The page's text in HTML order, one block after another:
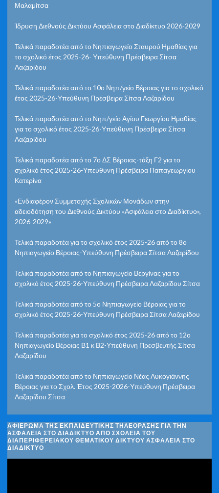
Μαλαμίτσα
Ίδρυση Διεθνούς Δικτύου Ασφάλεια στο Διαδίκτυο 2026-2029
Τελικά παραδοτέα από το Νηπιαγωγείο Σταυρού Ημαθίας για
το σχολικό έτος 2025-26- Υπεύθυνη Πρέσβειρα Σίτσα
Λαζαρίδου
Τελικά παραδοτέα από το 10ο Νηπ/γείο Βέροιας για το σχολικό
έτος 2025-26-Υπεύθυνη Πρέσβειρα Σίτσα Λαζαρίδου
Τελικά παραδοτέα από το Νηπ/γείο Αγίου Γεωργίου Ημαθίας
για το σχολικό έτος 2025-26-Υπεύθυνη Πρέσβειρα Σίτσα
Λαζαρίδου
Τελικά παραδοτέα από το 7ο ΔΣ Βέροιας-τάξη Γ2 για το
σχολικό έτος 2025-26-Υπεύθυνη Πρέσβειρα Παπαγεωργίου
Κατερίνα
«Ενδιαφέρον Συμμετοχής Σχολικών Μονάδων στην
αδειοδότηση του Διεθνούς Δικτύου «Ασφάλεια στο Διαδίκτυο»,
2026-2029»
Τελικά παραδοτέα για το σχολικό έτος 2025-26 από το 8ο
Νηπιαγωγείο Βέροιας-Υπεύθυνη Πρέσβειρα Σίτσα Λαζαρίδου
Τελικά παραδοτέα από το Νηπιαγωγείο Βεργίνας για το
σχολικό έτος 2025-26-Υπεύθυνη Πρέσβειρα Λαζαρίδου Σίτσα
Τελικά παραδοτέα από το 5ο Νηπιαγωγείο Βέροιας για το
σχολικό έτος 2025-26-Υπεύθυνη Πρέσβειρα Σίτσα Λαζαρίδου
Τελικά παραδοτέα για το σχολικό έτος 2025-26 από το 12ο
Νηπιαγωγείο Βέροιας Β1 κ Β2-Υπεύθυνη Πρεσβευτής Σίτσα
Λαζαρίδου
Τελικά παραδοτέα από το Νηπιαγωγείο Νέας Λυκογιάννης
Βέροιας για το Σχολ. Έτος 2025-2026-Υπεύθυνη Πρέσβειρα
Λαζαρίδου Σίτσα
ΑΦΙΈΡΩΜΑ ΤΗΣ ΕΚΠΑΙΔΕΥΤΙΚΉΣ ΤΗΛΕΌΡΑΣΗΣ ΓΙΑ ΤΗΝ
ΑΣΦΆΛΕΙΑ ΣΤΟ ΔΙΑΔΊΚΤΥΟ ΑΠΌ ΣΧΟΛΕΊΑ ΤΟΥ
ΔΙΑΠΕΡΙΦΕΡΕΙΑΚΟΎ ΘΕΜΑΤΙΚΟΎ ΔΙΚΤΎΟΥ ΑΣΦΆΛΕΙΑ ΣΤΟ
ΔΙΑΔΊΚΤΥΟ